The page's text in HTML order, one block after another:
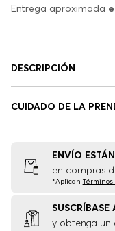
Entrega aproximada
DESCRIPCIÓN
CUIDADO DE LA
ENVÍO
en compras
*Aplican
SUSCRÍBASE
y obtenga un